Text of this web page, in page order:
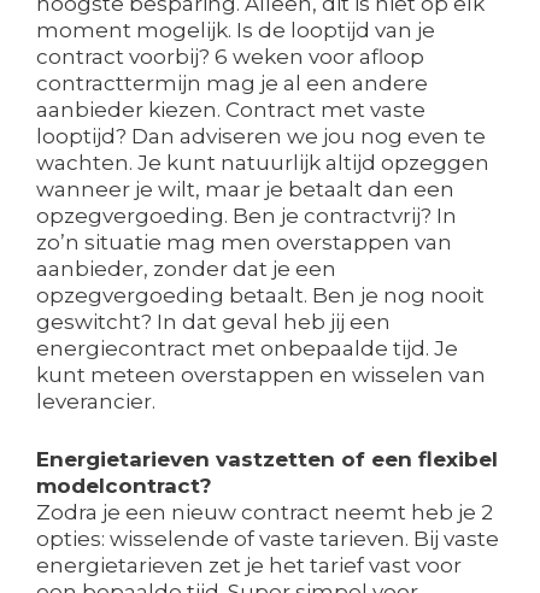
moment mogelijk. Is de looptijd van je
contract voorbij? 6 weken voor afloop
contracttermijn mag je al een andere
aanbieder kiezen. Contract met vaste
looptijd? Dan adviseren we jou nog even te
wachten. Je kunt natuurlijk altijd opzeggen
wanneer je wilt, maar je betaalt dan een
opzegvergoeding. Ben je contractvrij? In
zo’n situatie mag men overstappen van
aanbieder, zonder dat je een
opzegvergoeding betaalt. Ben je nog nooit
geswitcht? In dat geval heb jij een
energiecontract met onbepaalde tijd. Je
kunt meteen overstappen en wisselen van
leverancier.
Energietarieven vastzetten of een flexibel
modelcontract?
Zodra je een nieuw contract neemt heb je 2
opties: wisselende of vaste tarieven. Bij vaste
energietarieven zet je het tarief vast voor